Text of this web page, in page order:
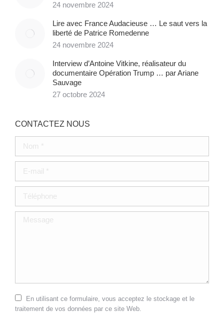
24 novembre 2024
Lire avec France Audacieuse … Le saut vers la
liberté de Patrice Romedenne
24 novembre 2024
Interview d’Antoine Vitkine, réalisateur du
documentaire Opération Trump … par Ariane
Sauvage
27 octobre 2024
CONTACTEZ NOUS
Message
En utilisant ce formulaire, vous acceptez le stockage et le
traitement de vos données par ce site Web.